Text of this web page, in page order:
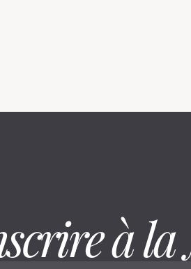
à la